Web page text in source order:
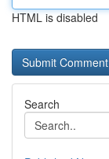
HTML is disabled
Search